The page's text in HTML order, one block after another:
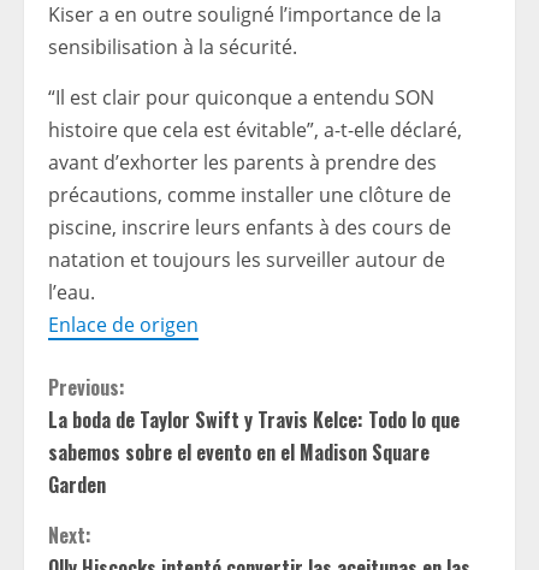
Kiser a en outre souligné l’importance de la
sensibilisation à la sécurité.
“Il est clair pour quiconque a entendu SON
histoire que cela est évitable”, a-t-elle déclaré,
avant d’exhorter les parents à prendre des
précautions, comme installer une clôture de
piscine, inscrire leurs enfants à des cours de
natation et toujours les surveiller autour de
l’eau.
Enlace de origen
C
o
n
t
Previous:
La boda de Taylor Swift y Travis Kelce: Todo lo que
sabemos sobre el evento en el Madison Square
Garden
Next: